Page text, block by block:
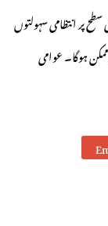
پر انتظامی سہولتوں
ہوگا۔ عوامی